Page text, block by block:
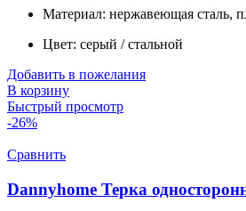
Материал: нержавеющая сталь,
Цвет: серый / стальной
Добавить в пожелания
В корзину
Быстрый просмотр
-26%
Сравнить
Dannyhome Терка